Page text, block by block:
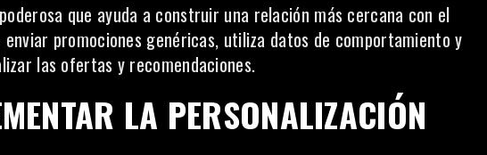
que ayuda a construir una relación más cercana con el
promociones genéricas, utiliza datos de comportamiento y
las ofertas y recomendaciones.
LA PERSONALIZACIÓN